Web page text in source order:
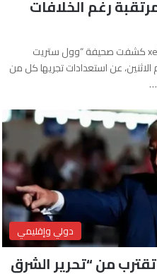
رغم الخلافات
آفرين علو ـ xeber24.net كشفت صحيفة “وول ستريت
الاثنين، عن استعدادات تجريها كل من
دولي وإقليمي
من “تحرير الشرق